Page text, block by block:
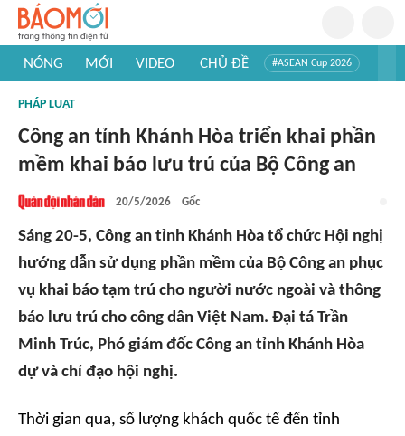
NÓNG MỚI VIDEO CHỦ ĐỀ #ASEAN Cup 2026
#Khám phá thế giới
PHÁP LUẬT
Công an tỉnh Khánh Hòa triển khai phần
mềm khai báo lưu trú của Bộ Công an
20/5/2026 Gốc
Sáng 20-5, Công an tỉnh Khánh Hòa tổ chức Hội nghị
hướng dẫn sử dụng phần mềm của Bộ Công an phục
vụ khai báo tạm trú cho người nước ngoài và thông
báo lưu trú cho công dân Việt Nam. Đại tá Trần
Minh Trúc, Phó giám đốc Công an tỉnh Khánh Hòa
dự và chỉ đạo hội nghị.
Thời gian qua, số lượng khách quốc tế đến tỉnh